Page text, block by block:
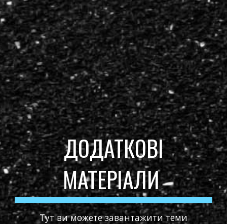
ДОДАТКОВІ
МАТЕРІАЛИ
Тут ви можете завантажити теми